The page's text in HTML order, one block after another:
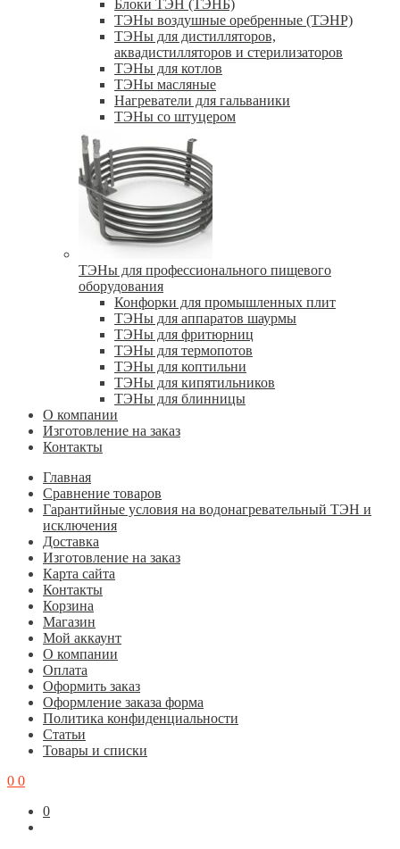
Блоки ТЭН (ТЭНБ)
ТЭНы воздушные оребренные (ТЭНР)
ТЭНы для дистилляторов,
аквадистилляторов и стерилизаторов
ТЭНы для котлов
ТЭНы масляные
Нагреватели для гальваники
ТЭНы со штуцером
ТЭНы для профессионального пищевого
оборудования
Конфорки для промышленных плит
ТЭНы для аппаратов шаурмы
ТЭНы для фритюрниц
ТЭНы для термопотов
ТЭНы для коптильни
ТЭНы для кипятильников
ТЭНы для блинницы
О компании
Изготовление на заказ
Контакты
Главная
Cравнение товаров
Гарантийные условия на водонагревательный ТЭН и
исключения
Доставка
Изготовление на заказ
Карта сайта
Контакты
Корзина
Магазин
Мой аккаунт
О компании
Оплата
Оформить заказ
Оформление заказа форма
Политика конфиденциальности
Статьи
Товары и списки
0 0
0